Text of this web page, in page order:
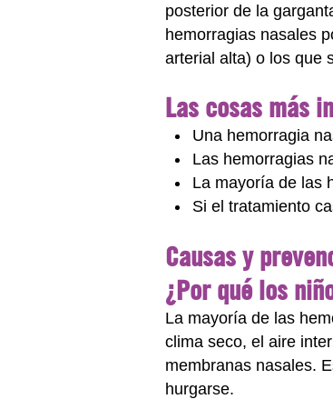
posterior de la
hemorragias nasales
arterial alta) o los que
Las cosas más
Una hemorragia
Las hemorragias
La mayoría de las
Si el tratamiento
Causas y
¿Por qué los
La mayoría de las
clima seco, el aire
membranas nasales.
hurgarse.